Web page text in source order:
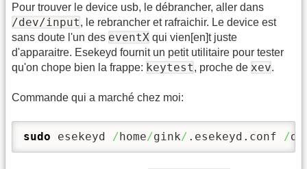
Pour trouver le device usb, le débrancher, aller dans
/dev/input, le rebrancher et rafraichir. Le device est
sans doute l'un des eventX qui vien[en]t juste
d'apparaitre. Esekeyd fournit un petit utilitaire pour tester
qu'on chope bien la frappe: keytest, proche de xev.
Commande qui a marché chez moi:
sudo esekeyd /home/gink/ .esekeyd.conf /